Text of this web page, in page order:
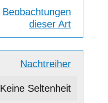
Beobachtungen
dieser Art
Nachtreiher
Keine Seltenheit